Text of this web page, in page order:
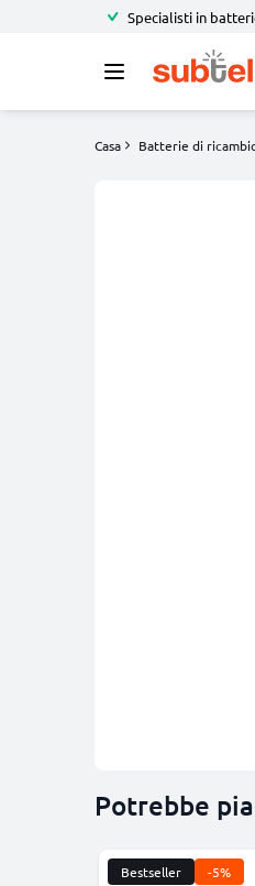
Specialisti in
Casa Batterie di
Potrebbe
Bestseller -5%